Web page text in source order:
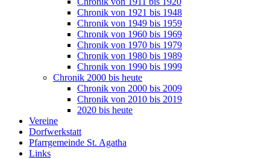
Chronik von 1921 bis 1948
Chronik von 1949 bis 1959
Chronik von 1960 bis 1969
Chronik von 1970 bis 1979
Chronik von 1980 bis 1989
Chronik von 1990 bis 1999
Chronik 2000 bis heute
Chronik von 2000 bis 2009
Chronik von 2010 bis 2019
2020 bis heute
Vereine
Dorfwerkstatt
Pfarrgemeinde St. Agatha
Links